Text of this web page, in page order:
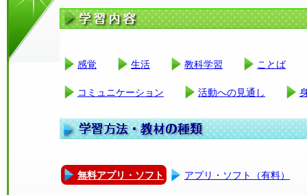
感覚 生活 教科学習 ことば
コミュニケーション 活動への見通し
無料アプリ・ソフト アプリ・ソフト（有料）